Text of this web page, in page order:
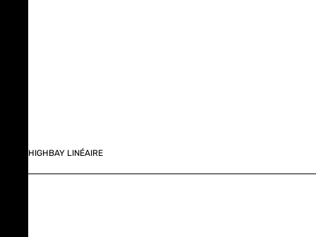
HIGHBAY LINÉAIRE